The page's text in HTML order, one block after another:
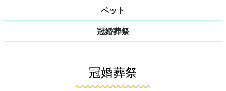
ペット
冠婚葬祭
冠婚葬祭